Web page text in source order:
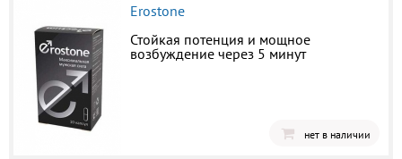
Erostone
Стойкая потенция и мощное
возбуждение через 5 минут
нет в наличии